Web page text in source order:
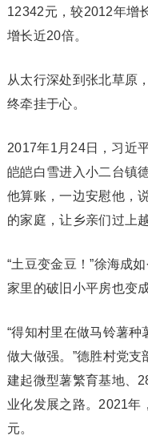
12342元，较2012年增
增长近20倍。
从太行深处到张北草原
终牵挂于心。
2017年1月24日，习近
皑皑白雪进入小二台镇
他算账，一边安慰他，
的家庭，让乡亲们过上
“土豆变金豆！”徐海成
家里的破旧小平房也变
“得知村里在做马铃薯
做大做强。”德胜村党
建起微型薯繁育基地、
业化发展之路。2021年
元。